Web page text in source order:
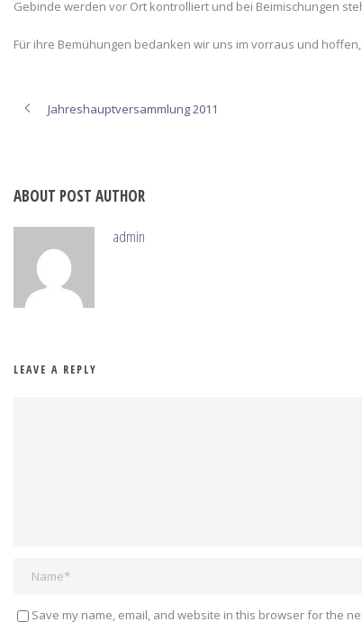
Gebinde werden vor Ort kontrolliert und bei Beimischungen
Für ihre Bemühungen bedanken wir uns im vorraus und
Jahreshauptversammlung 2011
ABOUT POST AUTHOR
admin
LEAVE A REPLY
Save my name, email, and website in this browser for the